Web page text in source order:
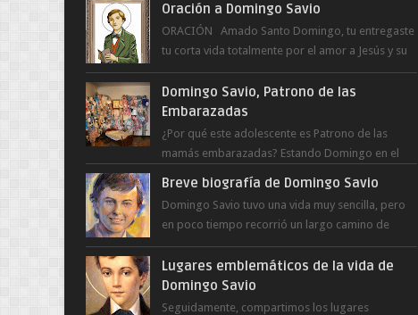
Oración a Domingo Savio
ORACIÓN Amado Santo Domingo, tu entregaste
tu corta vida totalmente por el amor a Jesús y su
Madre. Ayuda hoy a la juventud para ...
Domingo Savio, Patrono de las
Embarazadas
¿Por qué este adolescente es Patrono de las
mamás embarazadas? Estando Domingo en el
Oratorio en Turín, un día le pide a Don Bosco...
Breve biografía de Domingo Savio
Domingo Savio tuvo una vida muy sencilla, pero
en poco tiempo recorrió un largo camino de
santidad, obra maestra del Espíritu Santo y fr...
Lugares emblemáticos de la vida de
Domingo Savio
Seguidamente, compartimos los lugares